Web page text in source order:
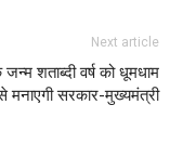
Next article
शताब्दी वर्ष को धूमधाम
मनाएगी सरकार-मुख्यमंत्री